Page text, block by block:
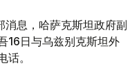
消息，哈萨克斯坦政府副
16日与乌兹别克斯坦外
。